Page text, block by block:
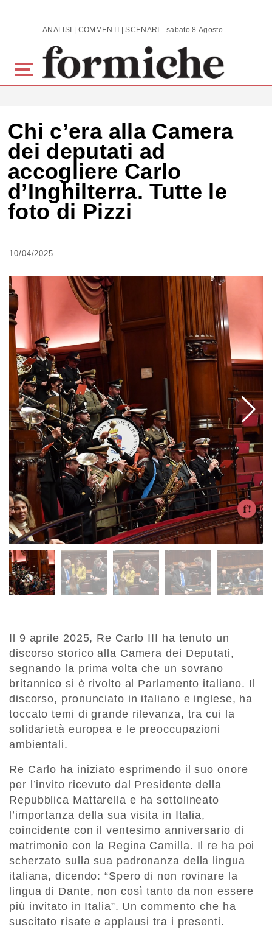
Skip to main content ANALISI | COMMENTI | SCENARI - sabato 8 Agosto 2026
Chi c’era alla Camera
dei deputati ad
accogliere Carlo
d’Inghilterra. Tutte le
foto di Pizzi
10/04/2025
Il 9 aprile 2025, Re Carlo III ha tenuto un
discorso storico alla Camera dei Deputati,
segnando la prima volta che un sovrano
britannico si è rivolto al Parlamento italiano. Il
discorso, pronunciato in italiano e inglese, ha
toccato temi di grande rilevanza, tra cui la
solidarietà europea e le preoccupazioni
ambientali.
Re Carlo ha iniziato esprimendo il suo onore
per l’invito ricevuto dal Presidente della
Repubblica Mattarella e ha sottolineato
l’importanza della sua visita in Italia,
coincidente con il ventesimo anniversario di
matrimonio con la Regina Camilla. Il re ha poi
scherzato sulla sua padronanza della lingua
italiana, dicendo: “Spero di non rovinare la
lingua di Dante, non così tanto da non essere
più invitato in Italia”. Un commento che ha
suscitato risate e applausi tra i presenti.